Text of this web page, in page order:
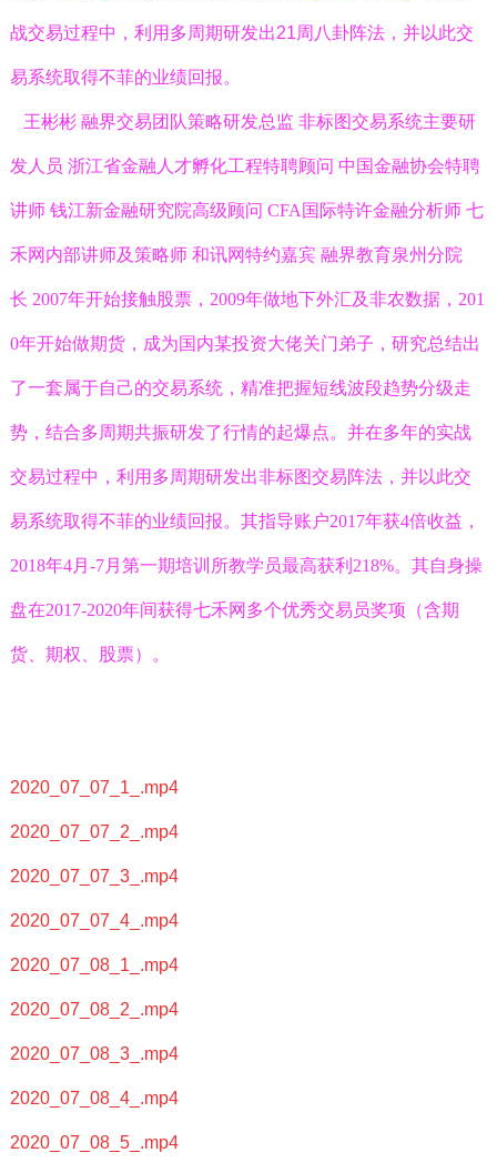
战交易过程中，利用多周期研发出21周八卦阵法，并以此交
易系统取得不菲的业绩回报。
王彬彬 融界交易团队策略研发总监 非标图交易系统主要研
发人员 浙江省金融人才孵化工程特聘顾问 中国金融协会特聘
讲师 钱江新金融研究院高级顾问 CFA国际特许金融分析师 七
禾网内部讲师及策略师 和讯网特约嘉宾 融界教育泉州分院
长 2007年开始接触股票，2009年做地下外汇及非农数据，201
0年开始做期货，成为国内某投资大佬关门弟子，研究总结出
了一套属于自己的交易系统，精准把握短线波段趋势分级走
势，结合多周期共振研发了行情的起爆点。并在多年的实战
交易过程中，利用多周期研发出非标图交易阵法，并以此交
易系统取得不菲的业绩回报。其指导账户2017年获4倍收益，
2018年4月-7月第一期培训所教学员最高获利218%。其自身操
盘在2017-2020年间获得七禾网多个优秀交易员奖项（含期
货、期权、股票）。
2020_07_07_1_.mp4
2020_07_07_2_.mp4
2020_07_07_3_.mp4
2020_07_07_4_.mp4
2020_07_08_1_.mp4
2020_07_08_2_.mp4
2020_07_08_3_.mp4
2020_07_08_4_.mp4
2020_07_08_5_.mp4